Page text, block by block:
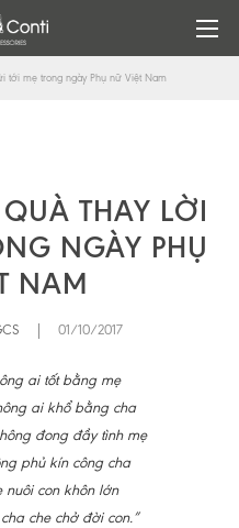
tới mẹ trong ngày Phụ nữ Việt Nam
THAY LỜI
NGÀY PHỤ
NAM
01/10/2017
ai tốt bằng mẹ
ai khổ bằng cha
đong đầy tình mẹ
phủ kín công cha
nuôi con khôn lớn
che chở đời con.”